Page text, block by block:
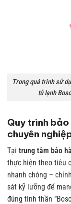
Trong quá trình sử
tủ lạnh
Quy trình
chuyên
Tại trung tâm bảo
thực hiện theo tiêu
nhanh chóng –
sát kỹ lưỡng để
đúng tinh thần